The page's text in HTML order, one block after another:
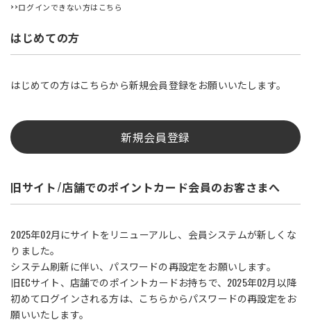
>>ログインできない方はこちら
はじめての方
はじめての方はこちらから新規会員登録をお願いいたします。
新規会員登録
旧サイト/店舗でのポイントカード会員のお客さまへ
2025年02月にサイトをリニューアルし、会員システムが新しくな
りました。
システム刷新に伴い、パスワードの再設定をお願いします。
旧ECサイト、店舗でのポイントカードお持ちで、2025年02月以降
初めてログインされる方は、こちらからパスワードの再設定をお
願いいたします。